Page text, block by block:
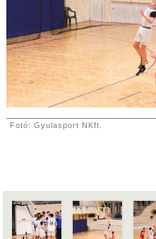
Fotó: Gyulasport NKft.